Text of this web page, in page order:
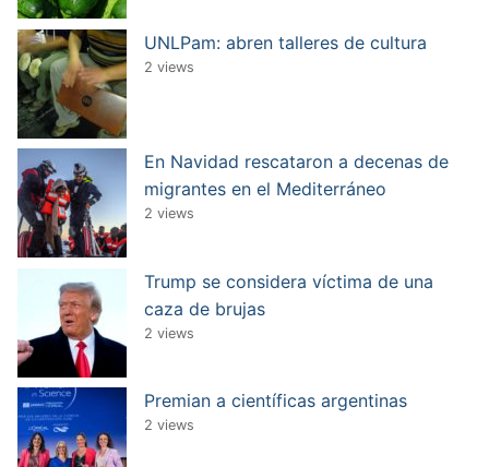
UNLPam: abren talleres de cultura
2 views
En Navidad rescataron a decenas de
migrantes en el Mediterráneo
2 views
Trump se considera víctima de una
caza de brujas
2 views
Premian a científicas argentinas
2 views